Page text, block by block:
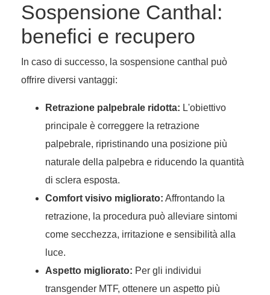
Sospensione Canthal:
benefici e recupero
In caso di successo, la sospensione canthal può
offrire diversi vantaggi:
Retrazione palpebrale ridotta: L'obiettivo
principale è correggere la retrazione
palpebrale, ripristinando una posizione più
naturale della palpebra e riducendo la quantità
di sclera esposta.
Comfort visivo migliorato: Affrontando la
retrazione, la procedura può alleviare sintomi
come secchezza, irritazione e sensibilità alla
luce.
Aspetto migliorato: Per gli individui
transgender MTF, ottenere un aspetto più